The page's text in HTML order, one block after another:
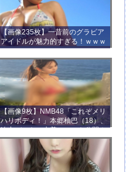
【画像235枚】一昔前のグラビア
アイドルが魅力的すぎる！ｗｗｗ
【画像9枚】NMB48「これぞメリ
ハリボディ！」本郷柚巴（18）、
迫力バストの水着ショット公開！